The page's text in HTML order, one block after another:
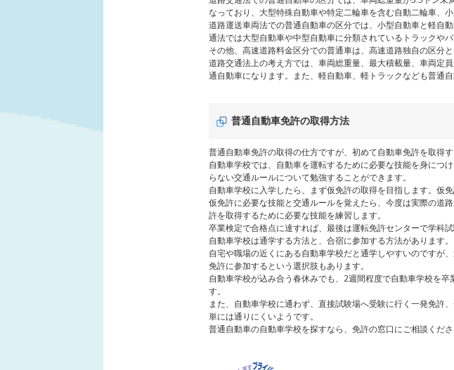
なっており、大型特殊自動車や特定二輪車を含む自動二輪車、
道路運送車両法での普通自動車の区分では、小型自動車と軽自
通法では大型自動車や中型自動車に分類されているトラックやバ
その他、高速道路料金区分での普通車は、高速道路独自の区分と
道路交通法上の考え方では、車両総重量、最大積載量、車両定
通自動車になります。また、軽自動車、軽トラックなども普通自
普通自動車免許の取得方法
普通自動車免許の取得の仕方ですが、初めて自動車免許を取得
自動車学校では、自動車を運転するために必要な技能を身につ
らない交通ルールについて勉強することができます。
自動車学校に入学したら、まず仮免許の取得を目指します。仮
仮免許に必要な技能と交通ルールを覚えたら、今度は実際の道
許を取得するために必要な技能を練習します。
卒業検定で合格点に達すれば、最後は運転免許センターで学科
自動車学校は通学する方法と、合宿に参加する方法があります。
自宅や職場の近くにある自動車学校だと通学しやすいのですが
免許に参加するという選択肢もあります。
自動車学校が込み合う春休みでも、2週間程度で自動車学校を
す。
また、自動車学校に通わず、直接試験場へ受験に行く一発免許
単には通りにくいようです。
普通自動車の自動車学校を探すなら、免許の窓口にご相談くださ